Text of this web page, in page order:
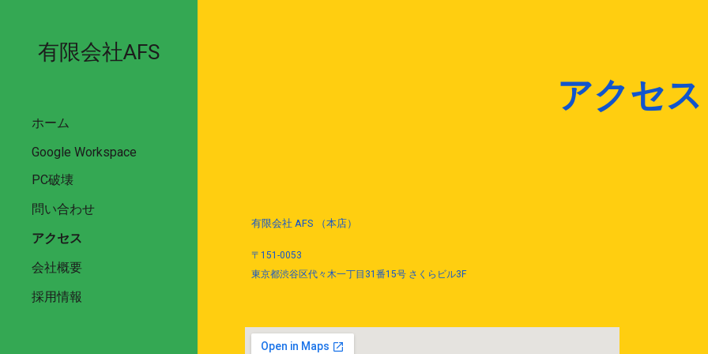
有限会社AFS
ホーム
Google Workspace
PC破壊
問い合わせ
アクセス
会社概要
採用情報
アクセス
有限会社 AFS （本店）
〒151-0053
東京都渋谷区代々木一丁目31番15号 さくらビル3F